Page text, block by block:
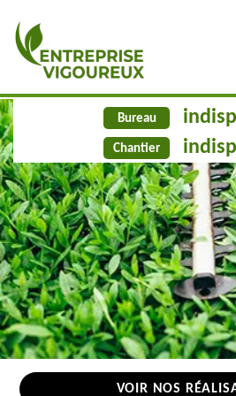
Bureau
Chantier
VOIR NOS